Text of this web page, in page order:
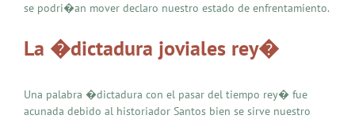
se podri�an mover declaro nuestro estado de enfrentamiento.
La �dictadura joviales rey�
Una palabra �dictadura con el pasar del tiempo rey� fue
acunada debido al historiador Santos bien se sirve nuestro